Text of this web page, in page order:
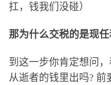
扛，钱我们没碰）
那为什么交税的是现任
到这一步你肯定想问
从逝者的钱里出吗? 前